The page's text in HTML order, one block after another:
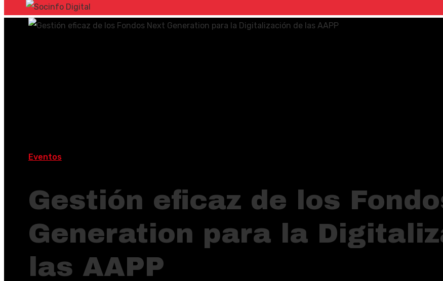
Eventos
Gestión eficaz de los
Generation para la
las AAPP